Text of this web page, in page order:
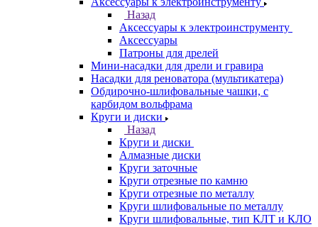
Назад
Аксессуары к электроинструменту
Аксессуары
Патроны для дрелей
Мини-насадки для дрели и гравира
Насадки для реноватора (мультикатера)
Обдирочно-шлифовальные чашки, с
карбидом вольфрама
Круги и диски
Назад
Круги и диски
Алмазные диски
Круги заточные
Круги отрезные по камню
Круги отрезные по металлу
Круги шлифовальные по металлу
Круги шлифовальные, тип КЛТ и КЛО